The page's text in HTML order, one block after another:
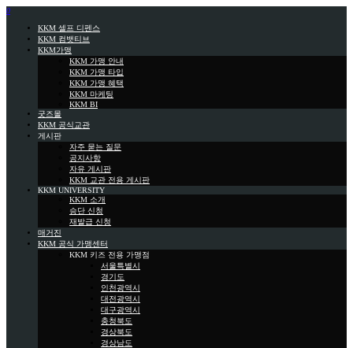
0
KKM 셀프 디펜스
KKM 컴뱃티브
KKM가맹
KKM 가맹 안내
KKM 가맹 타입
KKM 가맹 혜택
KKM 마케팅
KKM BI
굿즈몰
KKM 공식교관
게시판
자주 묻는 질문
공지사항
자유 게시판
KKM 교관 전용 게시판
KKM UNIVERSITY
KKM 소개
승단 신청
재발급 신청
매거진
KKM 공식 가맹센터
KKM 키즈 전용 가맹점
서울특별시
경기도
인천광역시
대전광역시
대구광역시
충청북도
경상북도
경상남도